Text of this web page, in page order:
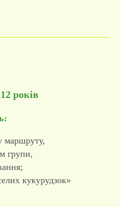
років
маршруту,
групи,
кукурудзок»